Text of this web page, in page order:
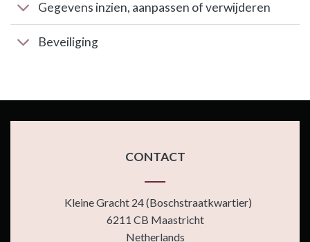
Gegevens inzien, aanpassen of verwijderen
Beveiliging
CONTACT
Kleine Gracht 24 (Boschstraatkwartier)
6211 CB Maastricht
Netherlands